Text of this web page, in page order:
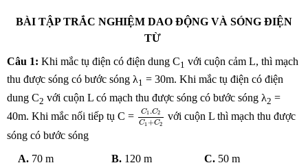
BÀI TẬP TRẮC NGHIỆM DAO ĐỘNG VÀ SÓNG ĐIỆN
TỪ
Câu 1: Khi mắc tụ điện có điện dung C1 với cuộn cảm L, thì mạch
thu được sóng có bước sóng λ1 = 30m. Khi mắc tụ điện có điện
dung C2 với cuộn L có mạch thu được sóng có bước sóng λ2 =
40m. Khi mắc nối tiếp tụ C =
C1 .C2
C1 +C2
C1 .C C 2
với cuộn L thì mạch thu được
sóng có bước sóng
A. 70 m B. 120 m C. 50 m